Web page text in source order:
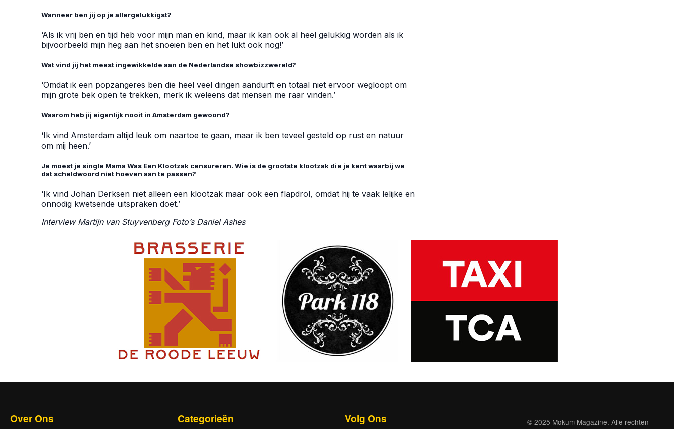
Wanneer ben jij op je allergelukkigst?
‘Als ik vrij ben en tijd heb voor mijn man en kind, maar ik kan ook al heel gelukkig worden als ik
bijvoorbeeld mijn heg aan het snoeien ben en het lukt ook nog!’
Wat vind jij het meest ingewikkelde aan de Nederlandse showbizzwereld?
‘Omdat ik een popzangeres ben die heel veel dingen aandurft en totaal niet ervoor wegloopt om
mijn grote bek open te trekken, merk ik weleens dat mensen me raar vinden.’
Waarom heb jij eigenlijk nooit in Amsterdam gewoond?
‘Ik vind Amsterdam altijd leuk om naartoe te gaan, maar ik ben teveel gesteld op rust en natuur
om mij heen.’
Je moest je single Mama Was Een Klootzak censureren. Wie is de grootste klootzak die je kent waarbij we
dat scheldwoord níet hoeven aan te passen?
‘Ik vind Johan Derksen niet alleen een klootzak maar ook een flapdrol, omdat hij te vaak lelijke en
onnodig kwetsende uitspraken doet.’
Interview Martijn van Stuyvenberg Foto’s Daniel Ashes
Over Ons Categorieën Volg Ons
© 2025 Mokum Magazine. Alle rechten